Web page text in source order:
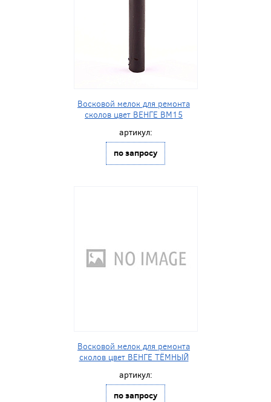
Восковой мелок для ремонта
сколов цвет ВЕНГЕ BM15
артикул:
по запросу
Восковой мелок для ремонта
сколов цвет ВЕНГЕ ТЁМНЫЙ
артикул:
по запросу